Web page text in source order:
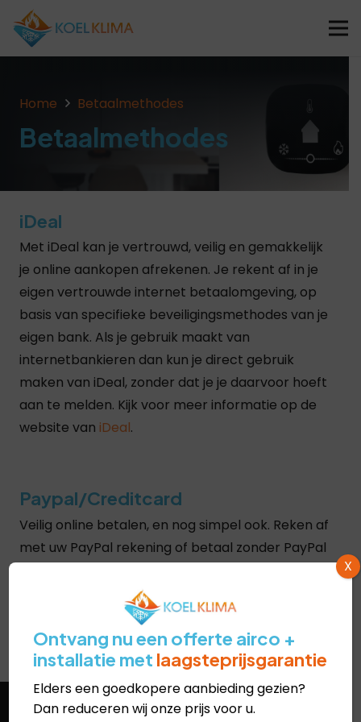
Home Betaalmethodes
Betaalmethodes
iDeal
Met iDeal kan je vertrouwd, veilig en gemakkelijk
je online aankopen afrekenen. Je rekent af in je
eigen vertrouwde internet betaalomgeving, op
basis van specifieke beveiligingsmethodes van je
eigen bank. Als je gebruik maakt van
internetbankieren dan kun je direct gebruik
maken van iDeal, zonder dat je je daarvoor hoeft
aan te melden. Kijk voor meer informatie op de
website van iDeal.
Paypal/Creditcard
Veilig online betalen, en nog simpel ook. Reken af
met uw PayPal rekening of betaal zonder PayPal
Express. Kijk voor meer informatie op de website
Ontvang nu een offerte airco +
installatie met laagsteprijsgarantie
Elders een goedkopere aanbieding gezien?
Dan reduceren wij onze prijs voor u.
X